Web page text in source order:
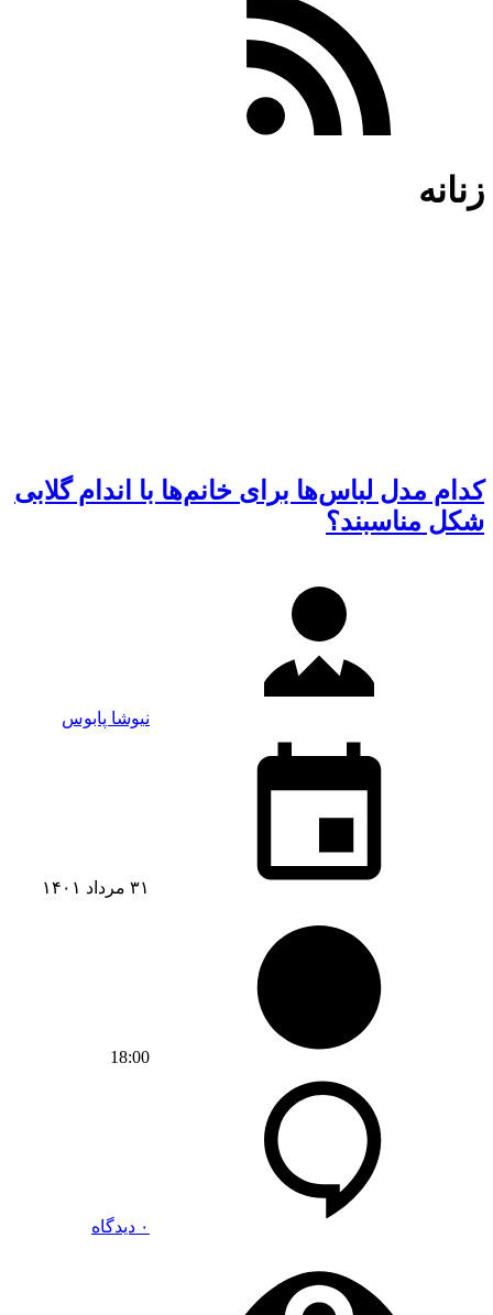
زنانه
کدام مدل لباس‌ها برای خانم‌ها با اندام گلابی
شکل مناسبند؟
نیوشا پابوس
۳۱ مرداد ۱۴۰۱
18:00
۰ دیدگاه